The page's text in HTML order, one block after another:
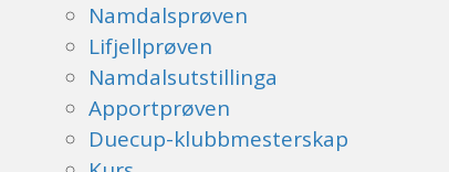
Namdalsprøven
Lifjellprøven
Namdalsutstillinga
Apportprøven
Duecup-klubbmesterskap